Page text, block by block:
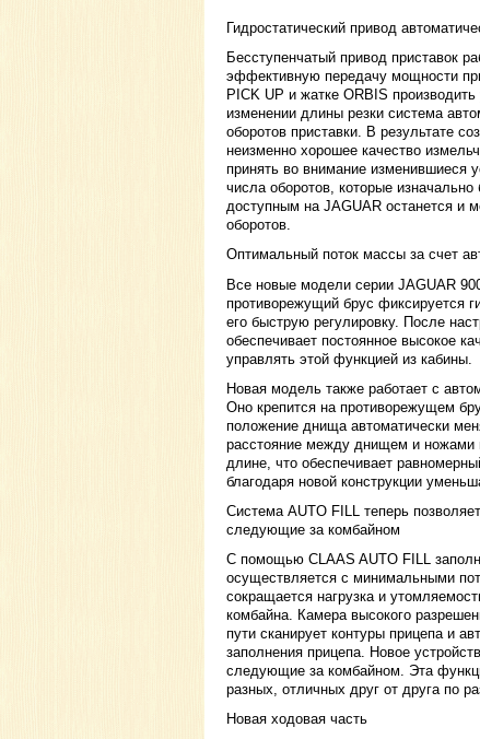
Гидростатический привод
Бесступенчатый привод приставок
эффективную передачу мощности
PICK UP и жатке ORBIS
изменении длины резки система
оборотов приставки. В результате
неизменно хорошее качество
принять во внимание изменившиеся
числа оборотов, которые
доступным на JAGUAR останется и
оборотов.
Оптимальный поток массы за счет
Все новые модели серии JAGUAR
противорежущий брус фиксируется
его быструю регулировку. После
обеспечивает постоянное высокое
управлять этой функцией из кабины.
Новая модель также работает с
Оно крепится на противорежущем
положение днища автоматически
расстояние между днищем и ножами
длине, что обеспечивает
благодаря новой конструкции
Система AUTO FILL теперь
следующие за комбайном
С помощью CLAAS AUTO FILL
осуществляется с минимальными
сокращается нагрузка и
комбайна. Камера высокого
пути сканирует контуры прицепа и
заполнения прицепа. Новое
следующие за комбайном. Эта
разных, отличных друг от друга по
Новая ходовая часть